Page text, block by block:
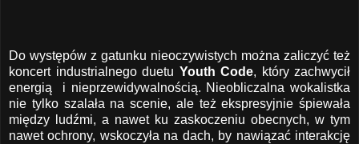
Do występów z gatunku nieoczywistych można zaliczyć też
koncert industrialnego duetu Youth Code, który zachwycił
energią i nieprzewidywalnością. Nieobliczalna wokalistka
nie tylko szalała na scenie, ale też ekspresyjnie śpiewała
między ludźmi, a nawet ku zaskoczeniu obecnych, w tym
nawet ochrony, wskoczyła na dach, by nawiązać interakcję